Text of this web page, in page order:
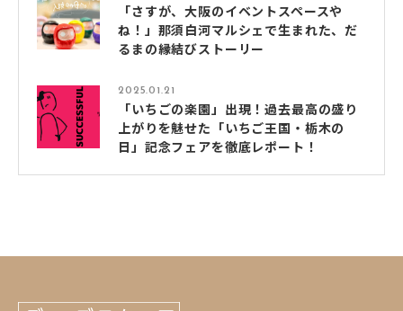
「さすが、大阪のイベントスペースや
ね！」那須白河マルシェで生まれた、だ
るまの縁結びストーリー
2025.01.21
「いちごの楽園」出現！過去最高の盛り
上がりを魅せた「いちご王国・栃木の
日」記念フェアを徹底レポート！